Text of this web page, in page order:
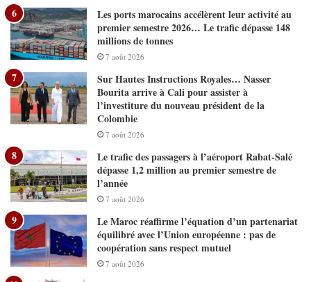
Les ports marocains accélèrent leur activité au
premier semestre 2026… Le trafic dépasse 148
millions de tonnes
7 août 2026
Sur Hautes Instructions Royales… Nasser
Bourita arrive à Cali pour assister à
l’investiture du nouveau président de la
Colombie
7 août 2026
Le trafic des passagers à l’aéroport Rabat-Salé
dépasse 1,2 million au premier semestre de
l’année
7 août 2026
Le Maroc réaffirme l’équation d’un partenariat
équilibré avec l’Union européenne : pas de
coopération sans respect mutuel
7 août 2026